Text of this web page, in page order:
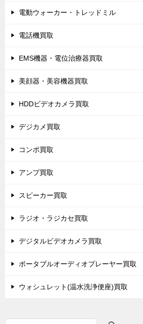
電動ウォーカー・トレッドミル
電話機買取
EMS機器・電位治療器買取
美顔器・美容機器買取
HDDビデオカメラ買取
デジカメ買取
コンポ買取
アンプ買取
スピーカー買取
ラジオ・ラジカセ買取
デジタルビデオカメラ買取
ポータブルオーディオプレーヤー買取
ウォシュレット(温水洗浄便座)買取